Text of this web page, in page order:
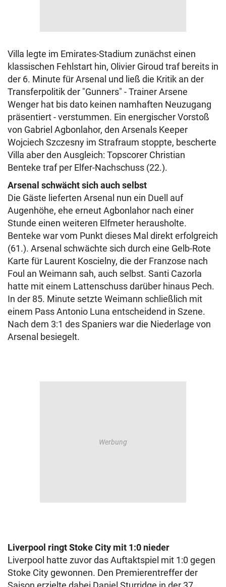
Villa legte im Emirates-Stadium zunächst einen
klassischen Fehlstart hin, Olivier Giroud traf bereits in
der 6. Minute für Arsenal und ließ die Kritik an der
Transferpolitik der "Gunners" - Trainer Arsene
Wenger hat bis dato keinen namhaften Neuzugang
präsentiert - verstummen. Ein energischer Vorstoß
von Gabriel Agbonlahor, den Arsenals Keeper
Wojciech Szczesny im Strafraum stoppte, bescherte
Villa aber den Ausgleich: Topscorer Christian
Benteke traf per Elfer-Nachschuss (22.).
Arsenal schwächt sich auch selbst
Die Gäste lieferten Arsenal nun ein Duell auf
Augenhöhe, ehe erneut Agbonlahor nach einer
Stunde einen weiteren Elfmeter herausholte.
Benteke war vom Punkt dieses Mal direkt erfolgreich
(61.). Arsenal schwächte sich durch eine Gelb-Rote
Karte für Laurent Koscielny, die der Franzose nach
Foul an Weimann sah, auch selbst. Santi Cazorla
hatte mit einem Lattenschuss darüber hinaus Pech.
In der 85. Minute setzte Weimann schließlich mit
einem Pass Antonio Luna entscheidend in Szene.
Nach dem 3:1 des Spaniers war die Niederlage von
Arsenal besiegelt.
Liverpool ringt Stoke City mit 1:0 nieder
Liverpool hatte zuvor das Auftaktspiel mit 1:0 gegen
Stoke City gewonnen. Den Premierentreffer der